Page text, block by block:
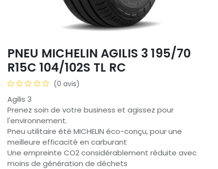
PNEU MICHELIN AGILIS 3 195/70
R15C 104/102S TL RC
(0 avis)
Agilis 3
Prenez soin de votre business et agissez pour
l'environnement.
Pneu utilitaire été MICHELIN éco-conçu, pour une
meilleure efficacité en carburant
Une empreinte CO2 considérablement réduite avec
moins de génération de déchets